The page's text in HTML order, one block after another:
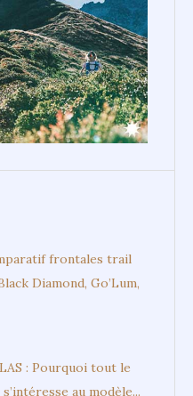
frontales trail
Diamond, Go’Lum,
: Pourquoi tout le
au modèle...